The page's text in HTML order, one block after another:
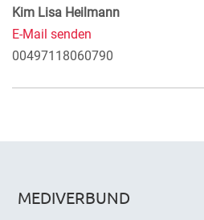
Kim Lisa Heilmann
E-Mail senden
00497118060790
MEDIVERBUND